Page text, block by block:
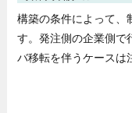
構築の条件によって、
す。発注側の企業側で
バ移転を伴うケースは